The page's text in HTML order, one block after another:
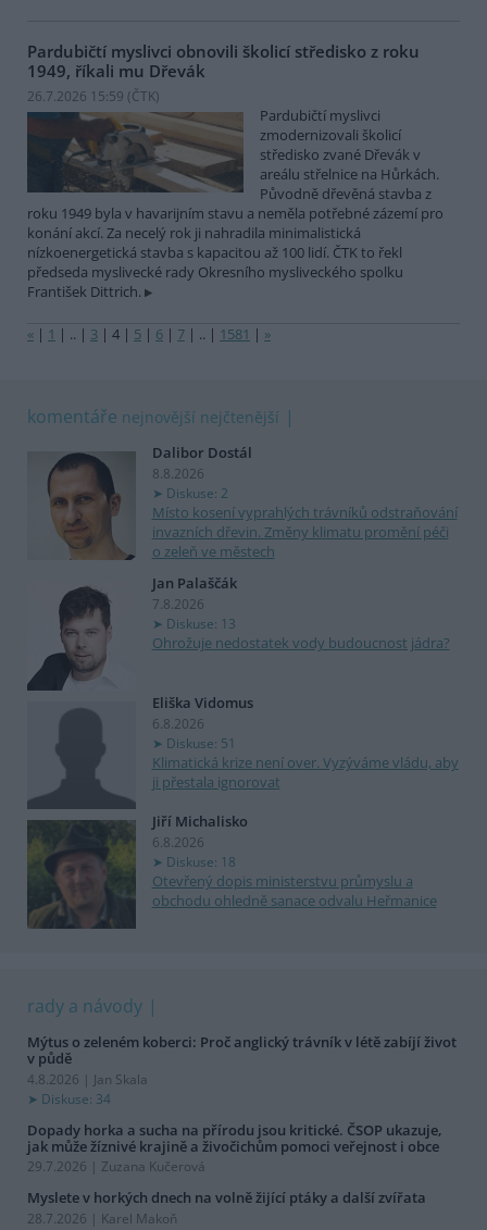
Pardubičtí myslivci obnovili školicí středisko z roku
1949, říkali mu Dřevák
26.7.2026 15:59 (ČTK)
Pardubičtí myslivci
zmodernizovali školicí
středisko zvané Dřevák v
areálu střelnice na Hůrkách.
Původně dřevěná stavba z
roku 1949 byla v havarijním stavu a neměla potřebné zázemí pro
konání akcí. Za necelý rok ji nahradila minimalistická
nízkoenergetická stavba s kapacitou až 100 lidí. ČTK to řekl
předseda myslivecké rady Okresního mysliveckého spolku
František Dittrich.
« | 1 | .. | 3 | 4 | 5 | 6 | 7 | .. | 1581 | »
komentáře nejnovější nejčtenější
Dalibor Dostál
8.8.2026
Diskuse: 2
Místo kosení vyprahlých trávníků odstraňování
invazních dřevin. Změny klimatu promění péči
o zeleň ve městech
Jan Palaščák
7.8.2026
Diskuse: 13
Ohrožuje nedostatek vody budoucnost jádra?
Eliška Vidomus
6.8.2026
Diskuse: 51
Klimatická krize není over. Vyzýváme vládu, aby
ji přestala ignorovat
Jiří Michalisko
6.8.2026
Diskuse: 18
Otevřený dopis ministerstvu průmyslu a
obchodu ohledně sanace odvalu Heřmanice
rady a návody
Mýtus o zeleném koberci: Proč anglický trávník v létě zabíjí život
v půdě
4.8.2026 | Jan Skala
Diskuse: 34
Dopady horka a sucha na přírodu jsou kritické. ČSOP ukazuje,
jak může žíznivé krajině a živočichům pomoci veřejnost i obce
29.7.2026 | Zuzana Kučerová
Myslete v horkých dnech na volně žijící ptáky a další zvířata
28.7.2026 | Karel Makoň